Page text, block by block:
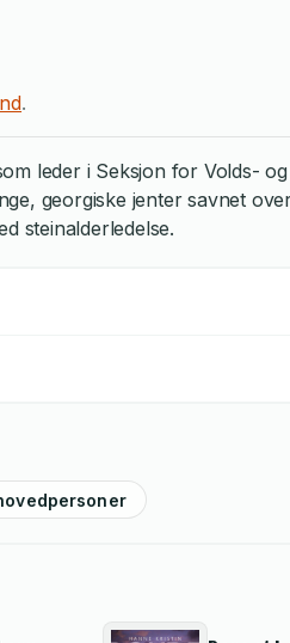
.
leder i Seksjon for Volds-
georgiske jenter savnet
steinalderledelse.